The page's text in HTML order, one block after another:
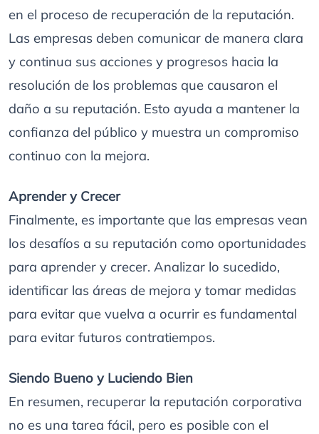
en el proceso de recuperación de la reputación.
Las empresas deben comunicar de manera clara
y continua sus acciones y progresos hacia la
resolución de los problemas que causaron el
daño a su reputación. Esto ayuda a mantener la
confianza del público y muestra un compromiso
continuo con la mejora.
Aprender y Crecer
Finalmente, es importante que las empresas vean
los desafíos a su reputación como oportunidades
para aprender y crecer. Analizar lo sucedido,
identificar las áreas de mejora y tomar medidas
para evitar que vuelva a ocurrir es fundamental
para evitar futuros contratiempos.
Siendo Bueno y Luciendo Bien
En resumen, recuperar la reputación corporativa
no es una tarea fácil, pero es posible con el